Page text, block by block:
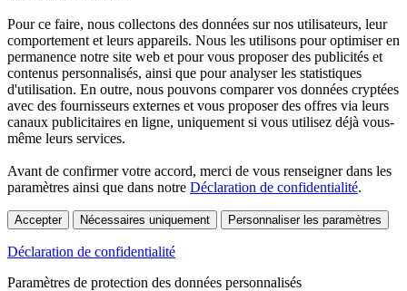
Pour ce faire, nous collectons des données sur nos utilisateurs, leur
comportement et leurs appareils. Nous les utilisons pour optimiser en
permanence notre site web et pour vous proposer des publicités et
contenus personnalisés, ainsi que pour analyser les statistiques
d'utilisation. En outre, nous pouvons comparer vos données cryptées
avec des fournisseurs externes et vous proposer des offres via leurs
canaux publicitaires en ligne, uniquement si vous utilisez déjà vous-
même leurs services.
Avant de confirmer votre accord, merci de vous renseigner dans les
paramètres ainsi que dans notre Déclaration de confidentialité.
Accepter Nécessaires uniquement Personnaliser les paramètres
Déclaration de confidentialité
Paramètres de protection des données personnalisés